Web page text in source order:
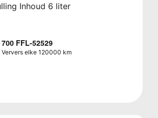
Inhoud 6 liter
700 FFL-52529
Ververs elke 120000 km